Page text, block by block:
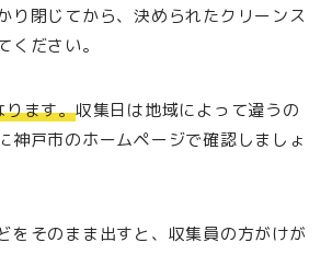
り閉じてから、決められたクリーンス
ください。
ります。収集日は地域によって違うの
神戸市のホームページで確認しましょ
をそのまま出すと、収集員の方がけが